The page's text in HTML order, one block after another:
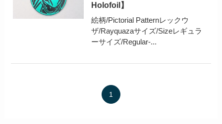
Holofoil】
絵柄/Pictorial Patternレックウ
ザ/Rayquazaサイズ/Sizeレギュラ
ーサイズ/Regular-...
1